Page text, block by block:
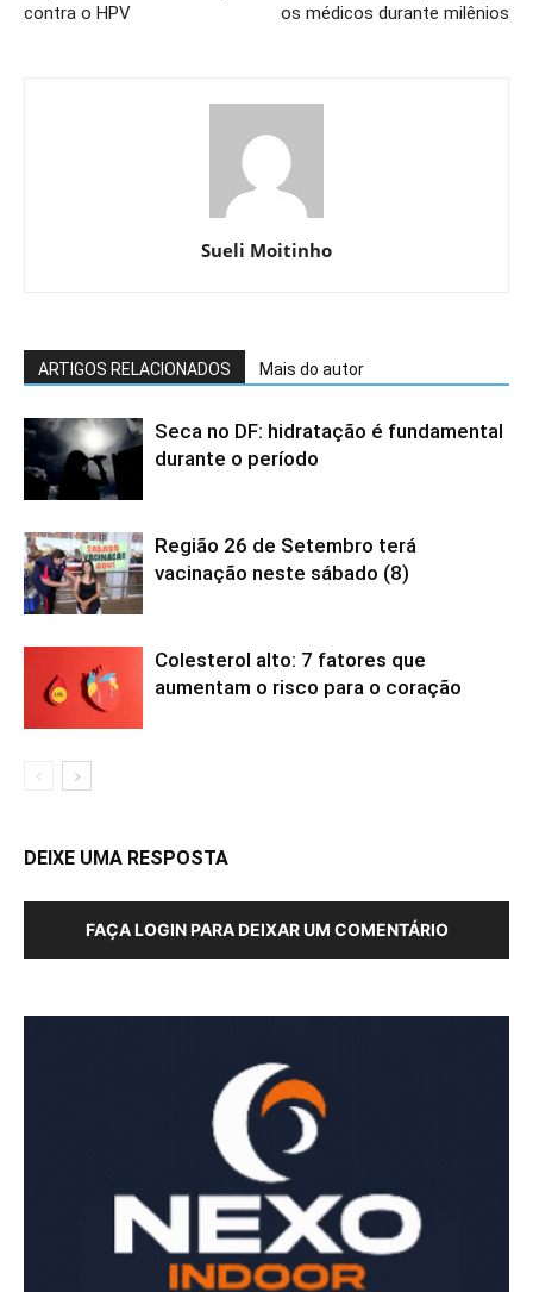
contra o HPV
os médicos durante milênios
Sueli Moitinho
ARTIGOS RELACIONADOS Mais do autor
Seca no DF: hidratação é fundamental
durante o período
Região 26 de Setembro terá
vacinação neste sábado (8)
Colesterol alto: 7 fatores que
aumentam o risco para o coração
DEIXE UMA RESPOSTA
FAÇA LOGIN PARA DEIXAR UM COMENTÁRIO